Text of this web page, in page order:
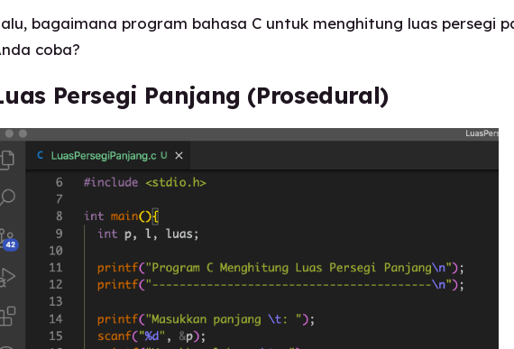
bagaimana program bahasa C untuk menghitung luas persegi
coba?
Persegi Panjang (Prosedural)